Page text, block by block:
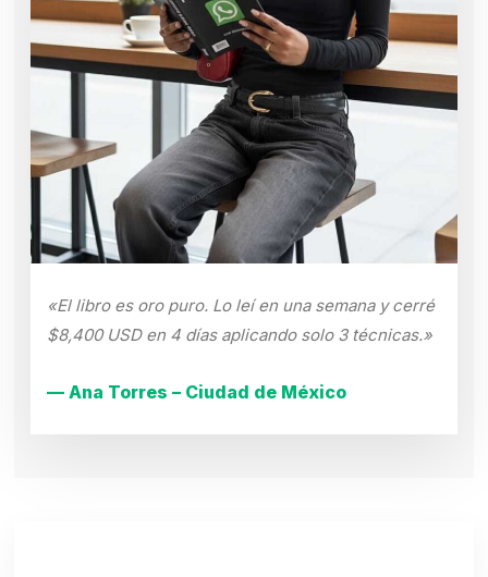
«El libro es oro puro. Lo leí en una semana y cerré
$8,400 USD en 4 días aplicando solo 3 técnicas.»
— Ana Torres – Ciudad de México